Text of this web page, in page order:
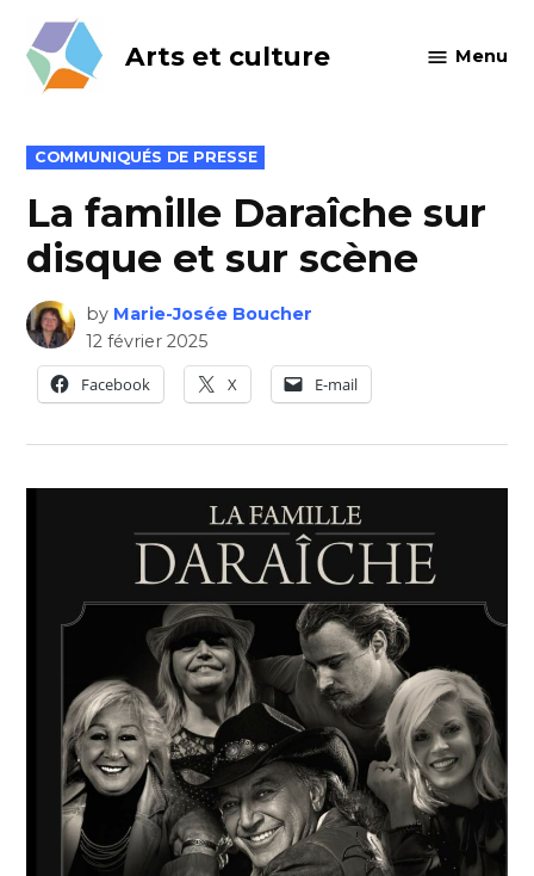
content
Arts et culture Menu
POSTED
IN
COMMUNIQUÉS DE PRESSE
La famille Daraîche sur
disque et sur scène
by Marie-Josée Boucher
12 février 2025
Facebook
X E-mail